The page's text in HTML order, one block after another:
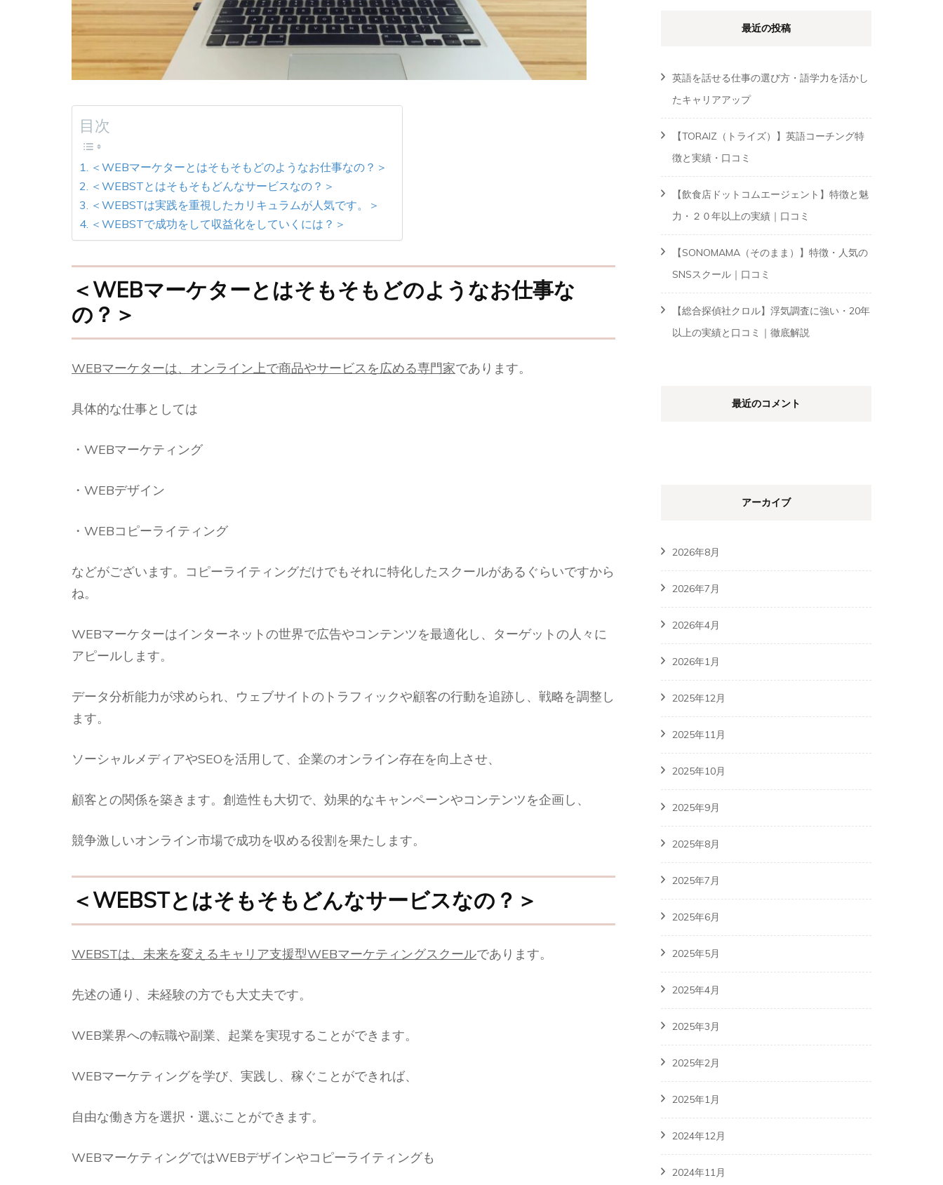
目次
＜WEBマーケターとはそもそもどのようなお仕事なの？＞
＜WEBSTとはそもそもどんなサービスなの？＞
＜WEBSTは実践を重視したカリキュラムが人気です。＞
＜WEBSTで成功をして収益化をしていくには？＞
＜WEBマーケターとはそもそもどのようなお仕事な
の？＞
WEBマーケターは、オンライン上で商品やサービスを広める専門家であります。
具体的な仕事としては
・WEBマーケティング
・WEBデザイン
・WEBコピーライティング
などがございます。コピーライティングだけでもそれに特化したスクールがあるぐらいですから
ね。
WEBマーケターはインターネットの世界で広告やコンテンツを最適化し、ターゲットの人々に
アピールします。
データ分析能力が求められ、ウェブサイトのトラフィックや顧客の行動を追跡し、戦略を調整し
ます。
ソーシャルメディアやSEOを活用して、企業のオンライン存在を向上させ、
顧客との関係を築きます。創造性も大切で、効果的なキャンペーンやコンテンツを企画し、
競争激しいオンライン市場で成功を収める役割を果たします。
＜WEBSTとはそもそもどんなサービスなの？＞
WEBSTは、未来を変えるキャリア支援型WEBマーケティングスクールであります。
先述の通り、未経験の方でも大丈夫です。
WEB業界への転職や副業、起業を実現することができます。
WEBマーケティングを学び、実践し、稼ぐことができれば、
自由な働き方を選択・選ぶことができます。
WEBマーケティングではWEBデザインやコピーライティングも
最近の投稿
英語を話せる仕事の選び方・語学力を活かし
たキャリアアップ
【TORAIZ（トライズ）】英語コーチング特
徴と実績・口コミ
【飲食店ドットコムエージェント】特徴と魅
力・２０年以上の実績｜口コミ
【SONOMAMA（そのまま）】特徴・人気の
SNSスクール｜口コミ
【総合探偵社クロル】浮気調査に強い・20年
以上の実績と口コミ｜徹底解説
最近のコメント
アーカイブ
2026年8月
2026年7月
2026年4月
2026年1月
2025年12月
2025年11月
2025年10月
2025年9月
2025年8月
2025年7月
2025年6月
2025年5月
2025年4月
2025年3月
2025年2月
2025年1月
2024年12月
2024年11月